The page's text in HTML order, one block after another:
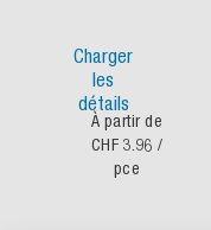
Charger
les
détails
À partir de
CHF 3.96 /
pce